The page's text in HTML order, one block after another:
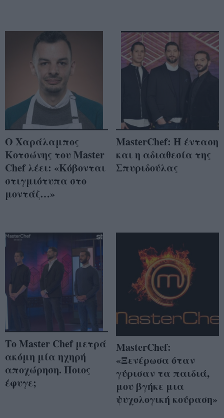
Ο Χαράλαμπος
Κοτσώνης του Master
Chef λέει: «Κόβονται
στιγμιότυπα στο
μοντάζ…»
MasterChef: Η ένταση
και η αδιαθεσία της
Σπυριδούλας
Το Master Chef μετρά
ακόμη μία ηχηρή
αποχώρηση. Ποιος
έφυγε;
MasterChef:
«Ξενέρωσα όταν
γύρισαν τα παιδιά,
μου βγήκε μια
ψυχολογική κούραση»